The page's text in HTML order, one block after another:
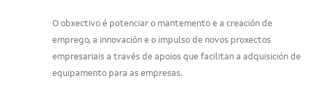
O obxectivo é potenciar o mantemento e a creación de
emprego, a innovación e o impulso de novos proxectos
empresariais a través de apoios que facilitan a adquisición de
equipamento para as empresas.